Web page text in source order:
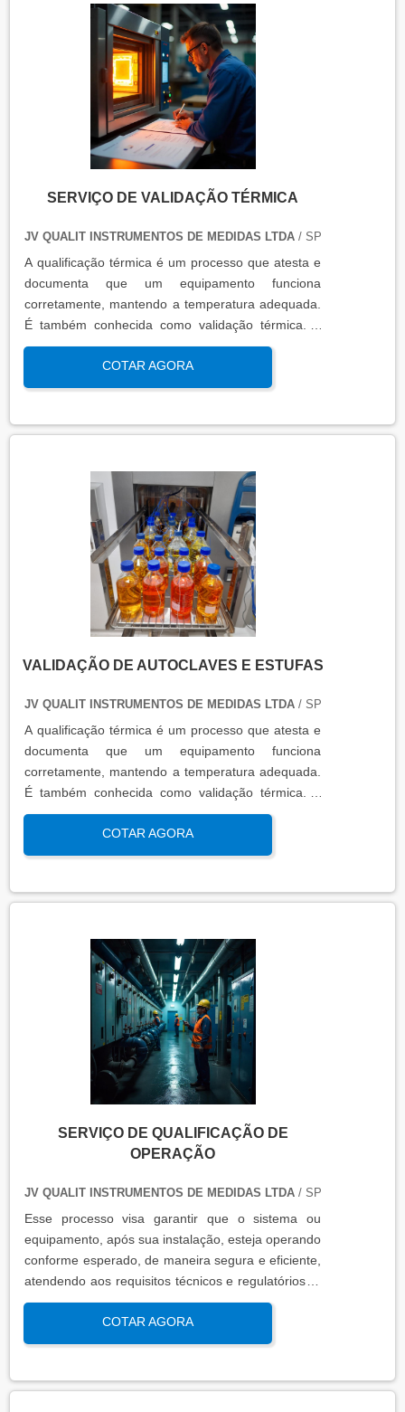
SERVIÇO DE VALIDAÇÃO TÉRMICA
JV QUALIT INSTRUMENTOS DE MEDIDAS LTDA/ SP
A qualificação térmica é um processo que atesta e
documenta que um equipamento funciona
corretamente, mantendo a temperatura adequada.
É também conhecida como validação térmica. A
qualificação térmica é importante para garantir a
qualidade e eficiência de equipamentos que
precisam de controle de temperatura. É aplicada a
produtos, como autoclaves, estufas, câmaras frias,
qualificação térmica é apresentado em um relatório
técnico que contém informações como gráficos,
certificados de calibração e a conclusão das
condições funcionais.
COTAR AGORA
VALIDAÇÃO DE AUTOCLAVES E ESTUFAS
JV QUALIT INSTRUMENTOS DE MEDIDAS LTDA/ SP
A qualificação térmica é um processo que atesta e
documenta que um equipamento funciona
corretamente, mantendo a temperatura adequada.
É também conhecida como validação térmica. A
qualificação térmica é importante para garantir a
qualidade e eficiência de equipamentos que
precisam de controle de temperatura. É aplicada a
produtos, como autoclaves, estufas, câmaras frias,
qualificação térmica é apresentado em um relatório
técnico que contém informações como gráficos,
certificados de calibração e a conclusão das
condições funcionais.
COTAR AGORA
SERVIÇO DE QUALIFICAÇÃO DE
OPERAÇÃO
JV QUALIT INSTRUMENTOS DE MEDIDAS LTDA/ SP
Esse processo visa garantir que o sistema ou
equipamento, após sua instalação, esteja operando
conforme esperado, de maneira segura e eficiente,
atendendo aos requisitos técnicos e regulatórios. A
qualificação de operação é focada em verificar se o
sistema ou equipamento funciona dentro dos
parâmetros esperados em condições reais de
qualidade, produtividade e segurança no ambiente
COTAR AGORA